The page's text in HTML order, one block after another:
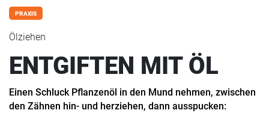
PRAXIS
Ölziehen
ENTGIFTEN MIT ÖL
Einen Schluck Pflanzenöl in den Mund nehmen, zwischen
den Zähnen hin- und herziehen, dann ausspucken: